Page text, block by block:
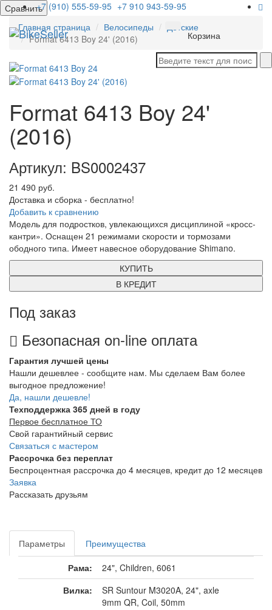
Сравнить+7 (910) 555-59-95 +7 910 943-59-95
Корзина
Главная страница Велосипеды
Детские
Format 6413 Boy 24' (2016)
Format 6413 Boy 24'
(2016)
Артикул: BS0002437
21 490 руб.
Доставка и сборка - бесплатно!
Добавить к сравнению
Модель для подростков, увлекающихся дисциплиной «кросс-
кантри». Оснащен 21 режимами скорости и тормозами
ободного типа. Имеет навесное оборудование Shimano.
КУПИТЬ
В КРЕДИТ
Под заказ
Безопасная on-line оплата
Гарантия лучшей цены
Нашли дешевлее - сообщите нам. Мы сделаем Вам более
выгодное предложение!
Да, нашли дешевле!
Техподдержка 365 дней в году
Первое бесплатное ТО
Свой гарантийный сервис
Связаться с мастером
Рассрочка без переплат
Беспроцентная рассрочка до 4 месяцев, кредит до 12 месяцев
Заявка
Рассказать друзьям
Параметры
Преимущества
Рама:
24", Children, 6061
Вилка:
SR Suntour M3020A, 24", axle
9mm QR, Coil, 50mm